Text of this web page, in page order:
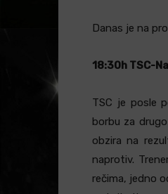
Danas je na
18:30h TSC-
TSC je posle
borbu za
obzira na
naprotiv.
rečima, jedno